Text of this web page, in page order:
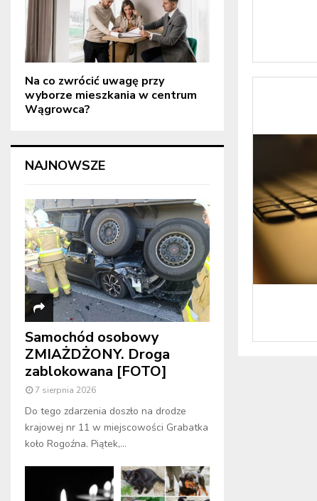
Na co zwrócić uwagę przy
wyborze mieszkania w centrum
Wągrowca?
NAJNOWSZE
Samochód osobowy
ZMIAŻDŻONY. Droga
zablokowana [FOTO]
7 sierpnia 2026
Do tego zdarzenia doszło na drodze
krajowej nr 11 w miejscowości Grabatka
koło Rogoźna. Piątek,...